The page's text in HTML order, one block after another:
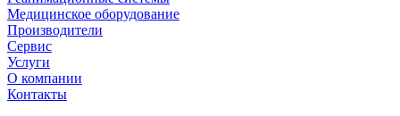
Медицинское оборудование
Производители
Сервис
Услуги
О компании
Контакты